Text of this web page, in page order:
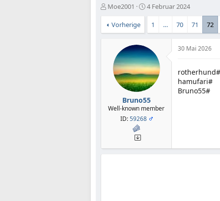
E
s
t
Moe2001
E
t
l
l
t
a
m
4 Februar 2024
Vorherige 1 … 70 71 72
Bruno55
Well-known member
ID:59268
30 Mai 2026
rotherhund#
hamufari#
Bruno55#